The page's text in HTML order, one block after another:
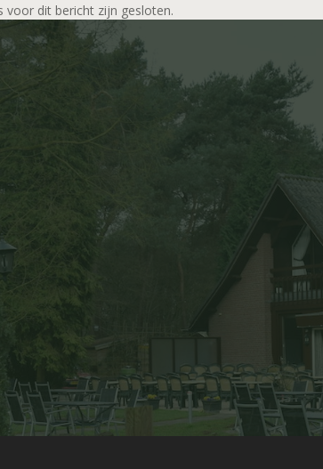
voor dit bericht zijn gesloten.